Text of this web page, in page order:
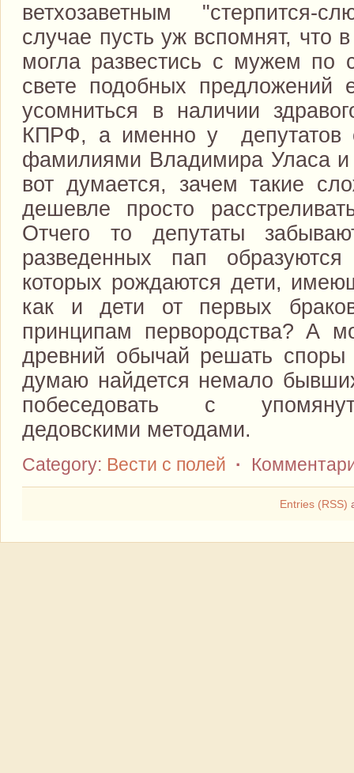
ветхозаветным "стерпится-
случае пусть уж вспомнят, что
могла развестись с мужем по
свете подобных предложений
усомниться в наличии
КПРФ, а именно у депутатов
фамилиями Владимира Уласа
вот думается, зачем такие
дешевле просто
Отчего то депутаты
разведенных пап
которых рождаются дети,
как и дети от первых
принципам первородства? А
древний обычай решать
думаю найдется немало
побеседовать с
дедовскими методами.
Category: Вести с полей ·
Entries (RSS)